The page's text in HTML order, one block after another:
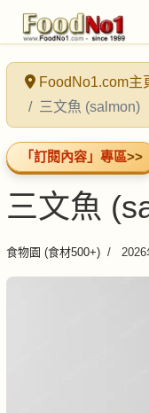
FoodNo1.com主
三文魚 (salmon)
「訂閱內容」專區>>
三文魚
食物園 (食材500+) 2026